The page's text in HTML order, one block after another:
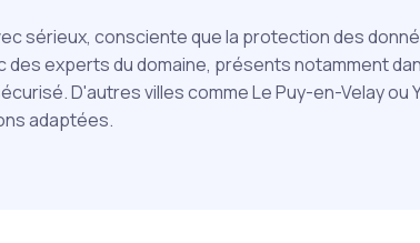
sérieux, consciente que la protection des
experts du domaine, présents notamment
D'autres villes comme Le Puy-en-Velay ou
adaptées.